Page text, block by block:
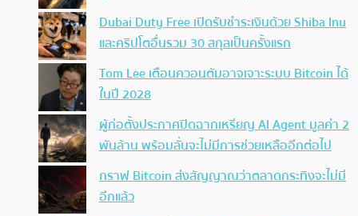
Dubai Duty Free เปิดรับชำระเงินด้วย Shiba Inu
และคริปโตอื่นรวม 30 สกุลเป็นครั้งแรก
Tom Lee เตือนควอนตัมอาจเจาะระบบ Bitcoin ได้
ในปี 2028
ผู้ก่อตั้งประกาศปิดฉากเหรียญ AI Agent มูลค่า 2
พันล้าน พร้อมลั่นจะไม่มีการช่วยเหลืออีกต่อไป
กราฟ Bitcoin ส่งสัญญาณว่าตลาดกระทิงจะไม่มี
อีกแล้ว